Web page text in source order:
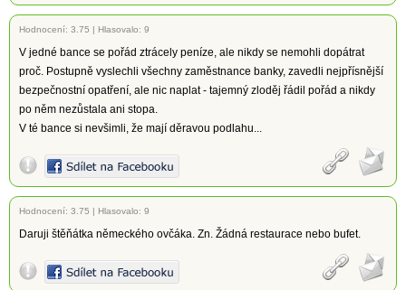
Hodnocení: 3.75 | Hlasovalo: 9
V jedné bance se pořád ztrácely peníze, ale nikdy se nemohli dopátrat
proč. Postupně vyslechli všechny zaměstnance banky, zavedli nejpřísnější
bezpečnostní opatření, ale nic naplat - tajemný zloděj řádil pořád a nikdy
po něm nezůstala ani stopa.
V té bance si nevšimli, že mají děravou podlahu...
Hodnocení: 3.75 | Hlasovalo: 9
Daruji štěňátka německého ovčáka. Zn. Žádná restaurace nebo bufet.